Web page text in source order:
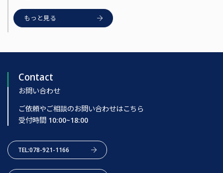
もっと見る
Contact
お問い合わせ
ご依頼やご相談のお問い合わせはこちら
受付時間 10:00~18:00
TEL:078-921-1166